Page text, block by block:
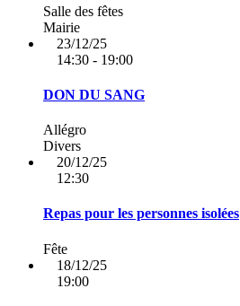
Salle des fêtes
Mairie
23/12/25
14:30 - 19:00
DON DU SANG
Allégro
Divers
20/12/25
12:30
Repas pour les personnes isolées
Fête
18/12/25
19:00